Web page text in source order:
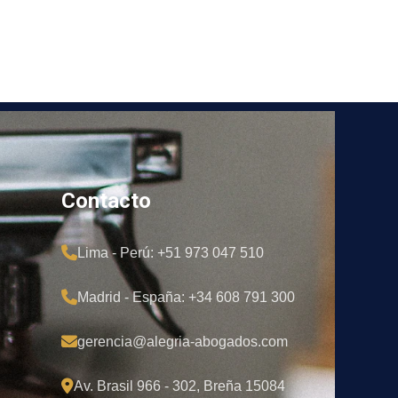
Contacto
Lima - Perú: +51 973 047 510
Madrid - España: +34 608 791 300
gerencia@alegria-abogados.com
Av. Brasil 966 - 302, Breña 15084